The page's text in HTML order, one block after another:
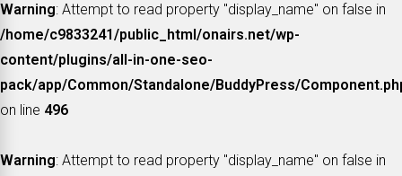
Warning: Attempt to read property "display_name" on false in
/home/c9833241/public_html/onairs.net/wp-
content/plugins/all-in-one-seo-
pack/app/Common/Standalone/BuddyPress/
on line 496
Warning: Attempt to read property "display_name" on false in